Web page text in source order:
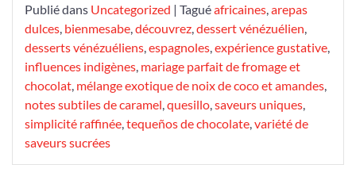
Publié dans Uncategorized | Taguéafricaines arepas
dulces bienmesabe découvrez dessert vénézuélien
desserts vénézuéliens espagnoles expérience gustative
influences indigènes mariage parfait de fromage et
chocolat mélange exotique de noix de coco et amandes
notes subtiles de caramel quesillo saveurs uniques
simplicité raffinée tequeños de chocolate variété de
saveurs sucrées